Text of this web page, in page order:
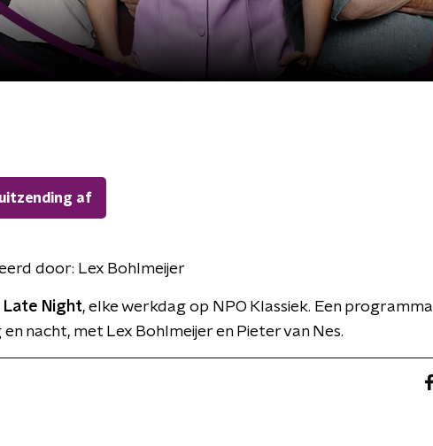
af
door: Lex Bohlmeijer
Late Night, elke werkdag op NPO Klassiek. Een programma
en nacht, met Lex Bohlmeijer en Pieter van Nes.